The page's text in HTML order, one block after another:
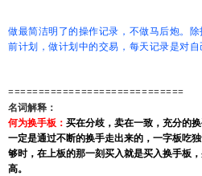
做最简洁明了的操作记录，不做马后炮。
前计划，做计划中的交易，每天记录是对自
=============================
名词解释：
何为换手板： 买在分歧，卖在一致，充分的
一定是通过不断的换手走出来的，一字板吃
够时，在上板的那一刻买入就是买入换手板
高。